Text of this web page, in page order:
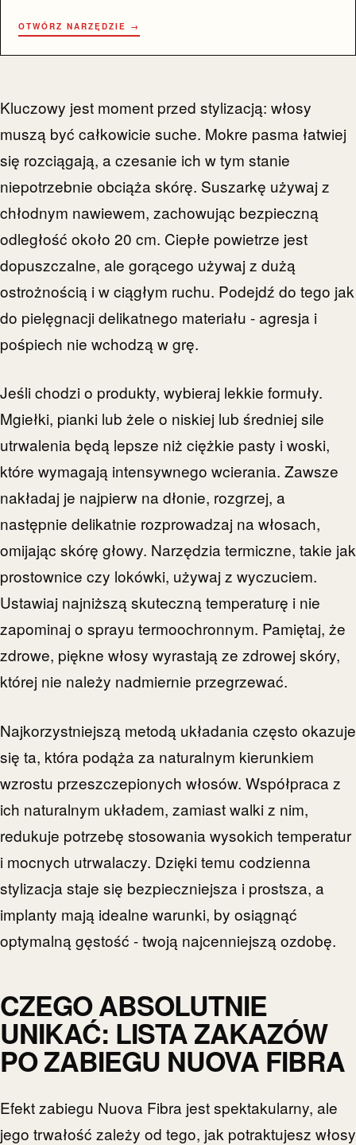
OTWÓRZ NARZĘDZIE →
Kluczowy jest moment przed stylizacją: włosy
muszą być całkowicie suche. Mokre pasma łatwiej
się rozciągają, a czesanie ich w tym stanie
niepotrzebnie obciąża skórę. Suszarkę używaj z
chłodnym nawiewem, zachowując bezpieczną
odległość około 20 cm. Ciepłe powietrze jest
dopuszczalne, ale gorącego używaj z dużą
ostrożnością i w ciągłym ruchu. Podejdź do tego jak
do pielęgnacji delikatnego materiału - agresja i
pośpiech nie wchodzą w grę.
Jeśli chodzi o produkty, wybieraj lekkie formuły.
Mgiełki, pianki lub żele o niskiej lub średniej sile
utrwalenia będą lepsze niż ciężkie pasty i woski,
które wymagają intensywnego wcierania. Zawsze
nakładaj je najpierw na dłonie, rozgrzej, a
następnie delikatnie rozprowadzaj na włosach,
omijając skórę głowy. Narzędzia termiczne, takie jak
prostownice czy lokówki, używaj z wyczuciem.
Ustawiaj najniższą skuteczną temperaturę i nie
zapominaj o sprayu termoochronnym. Pamiętaj, że
zdrowe, piękne włosy wyrastają ze zdrowej skóry,
której nie należy nadmiernie przegrzewać.
Najkorzystniejszą metodą układania często okazuje
się ta, która podąża za naturalnym kierunkiem
wzrostu przeszczepionych włosów. Współpraca z
ich naturalnym układem, zamiast walki z nim,
redukuje potrzebę stosowania wysokich temperatur
i mocnych utrwalaczy. Dzięki temu codzienna
stylizacja staje się bezpieczniejsza i prostsza, a
implanty mają idealne warunki, by osiągnąć
optymalną gęstość - twoją najcenniejszą ozdobę.
CZEGO ABSOLUTNIE
UNIKAĆ: LISTA ZAKAZÓW
PO ZABIEGU NUOVA FIBRA
Efekt zabiegu Nuova Fibra jest spektakularny, ale
jego trwałość zależy od tego, jak potraktujesz włosy